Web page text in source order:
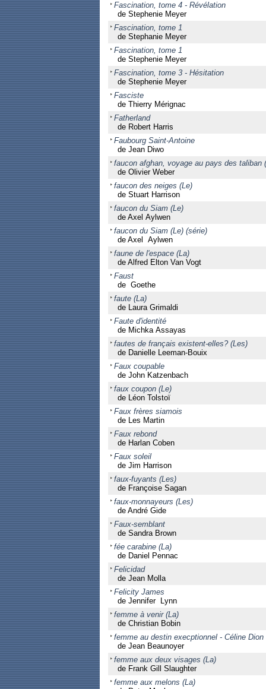
Fascination, tome 4 - Révélation
de Stephenie Meyer
Fascination, tome 1
de Stephanie Meyer
Fascination, tome 1
de Stephenie Meyer
Fascination, tome 3 - Hésitation
de Stephenie Meyer
Fasciste
de Thierry Mérignac
Fatherland
de Robert Harris
Faubourg Saint-Antoine
de Jean Diwo
faucon afghan, voyage au pays des taliban
de Olivier Weber
faucon des neiges (Le)
de Stuart Harrison
faucon du Siam (Le)
de Axel Aylwen
faucon du Siam (Le) (série)
de Axel Aylwen
faune de l'espace (La)
de Alfred Elton Van Vogt
Faust
de Goethe
faute (La)
de Laura Grimaldi
Faute d'identité
de Michka Assayas
fautes de français existent-elles? (Les)
de Danielle Leeman-Bouix
Faux coupable
de John Katzenbach
faux coupon (Le)
de Léon Tolstoï
Faux frères siamois
de Les Martin
Faux rebond
de Harlan Coben
Faux soleil
de Jim Harrison
faux-fuyants (Les)
de Françoise Sagan
faux-monnayeurs (Les)
de André Gide
Faux-semblant
de Sandra Brown
fée carabine (La)
de Daniel Pennac
Felicidad
de Jean Molla
Felicity James
de Jennifer Lynn
femme à venir (La)
de Christian Bobin
femme au destin execptionnel - Céline Dion
de Jean Beaunoyer
femme aux deux visages (La)
de Frank Gill Slaughter
femme aux melons (La)